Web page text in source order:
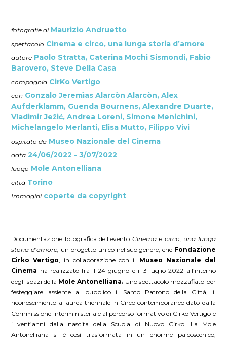
fotografie di Maurizio Andruetto
spettacolo Cinema e circo, una lunga storia d’amore
autore Paolo Stratta, Caterina Mochi Sismondi, Fabio
Barovero, Steve Della Casa
compagnia CirKo Vertigo
con Gonzalo Jeremìas Alarcòn Alarcòn, Alex
Aufderklamm, Guenda Bournens, Alexandre Duarte,
Vladimir Ježić, Andrea Loreni, Simone Menichini,
Michelangelo Merlanti, Elisa Mutto, Filippo Vivi
ospitato da Museo Nazionale del Cinema
data 24/06/2022 - 3/07/2022
luogo Mole Antonelliana
città Torino
Immagini coperte da copyright
Documentazione fotografica dell'evento Cinema e circo, una lunga
storia d’amore, un progetto unico nel suo genere, che Fondazione
Cirko Vertigo, in collaborazione con il Museo Nazionale del
Cinema ha realizzato fra il 24 giugno e il 3 luglio 2022 all’interno
degli spazi della Mole Antonelliana. Uno spettacolo mozzafiato per
festeggiare assieme al pubblico il Santo Patrono della Città, il
riconoscimento a laurea triennale in Circo contemporaneo dato dalla
Commissione interministeriale al percorso formativo di Cirko Vertigo e
i vent’anni dalla nascita della Scuola di Nuovo Cirko. La Mole
Antonelliana si è così trasformata in un enorme palcoscenico,